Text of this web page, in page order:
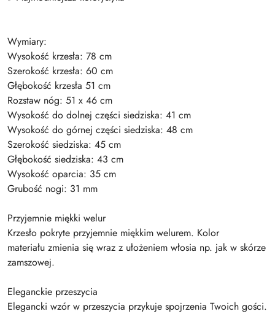
Wymiary:
Wysokość krzesła: 78 cm
Szerokość krzesła: 60 cm
Głębokość krzesła 51 cm
Rozstaw nóg: 51 x 46 cm
Wysokość do dolnej części siedziska: 41 cm
Wysokość do górnej części siedziska: 48 cm
Szerokość siedziska: 45 cm
Głębokość siedziska: 43 cm
Wysokość oparcia: 35 cm
Grubość nogi: 31 mm
Przyjemnie miękki welur
Krzesło pokryte przyjemnie miękkim welurem. Kolor
materiału zmienia się wraz z ułożeniem włosia np. jak w skórze
zamszowej.
Eleganckie przeszycia
Elegancki wzór w przeszycia przykuje spojrzenia Twoich gości.